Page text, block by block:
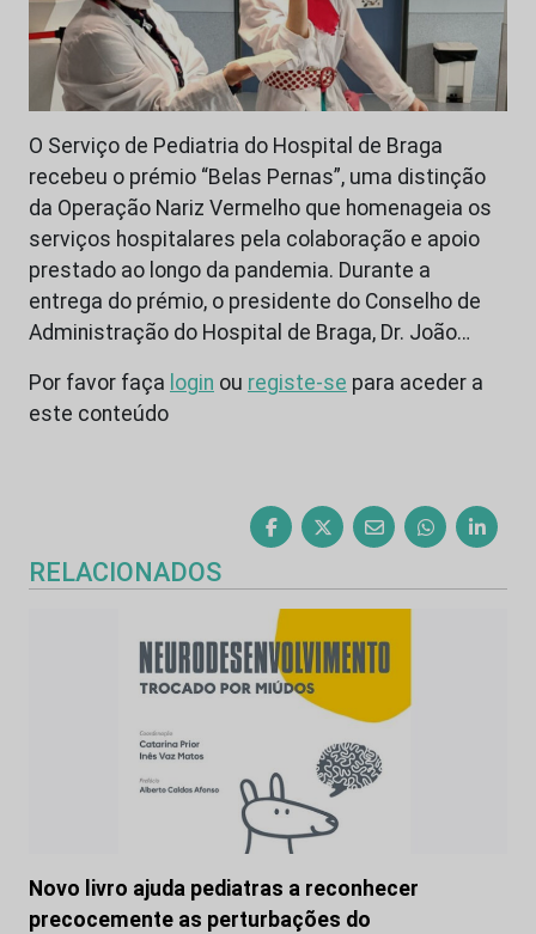
O Serviço de Pediatria do Hospital de Braga
recebeu o prémio “Belas Pernas”, uma distinção
da Operação Nariz Vermelho que homenageia os
serviços hospitalares pela colaboração e apoio
prestado ao longo da pandemia. Durante a
entrega do prémio, o presidente do Conselho de
Administração do Hospital de Braga, Dr. João…
Por favor faça login ou registe-se para aceder a
este conteúdo
RELACIONADOS
Novo livro ajuda pediatras a reconhecer
precocemente as perturbações do